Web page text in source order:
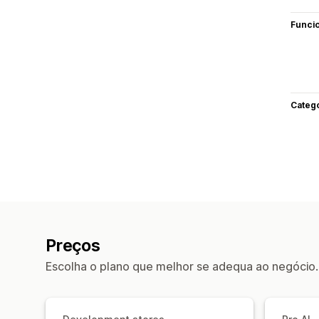
Preços
Escolha o plano que melhor se adequa ao negócio.